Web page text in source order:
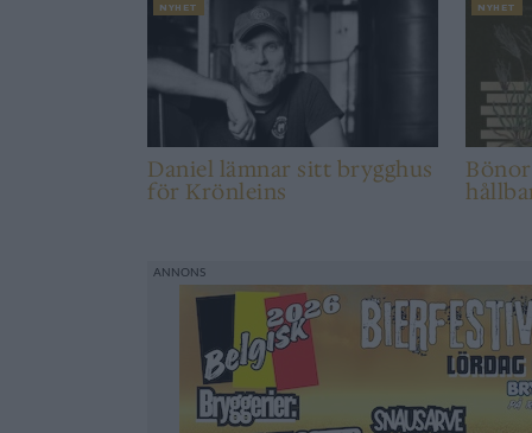
NYHET
Daniel lämnar sitt brygghus
för Krönleins
NYHET